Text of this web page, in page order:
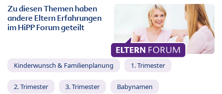
Zu diesen Themen haben
andere Eltern Erfahrungen
im HiPP Forum geteilt
Kinderwunsch & Familienplanung 1. Trimester
2. Trimester 3. Trimester Babynamen